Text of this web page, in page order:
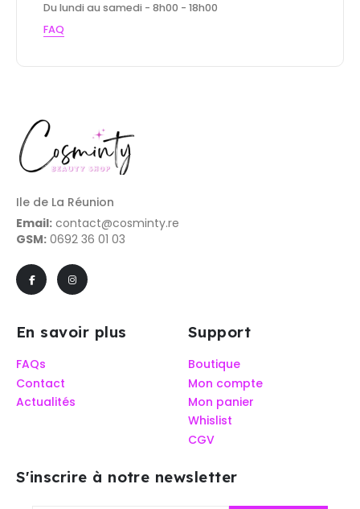
Du lundi au samedi - 8h00 - 18h00
FAQ
Ile de La Réunion
Email: contact@cosminty.re
GSM: 0692 36 01 03
En savoir plus
FAQs
Contact
Actualités
Support
Boutique
Mon compte
Mon panier
Whislist
CGV
S'inscrire à notre newsletter